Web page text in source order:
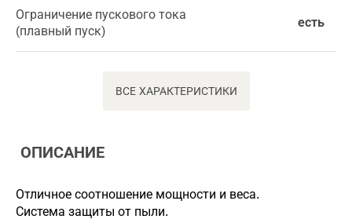
Ограничение пускового тока
(плавный пуск)
есть
ВСЕ ХАРАКТЕРИСТИКИ
ОПИСАНИЕ
Отличное соотношение мощности и веса.
Система защиты от пыли.